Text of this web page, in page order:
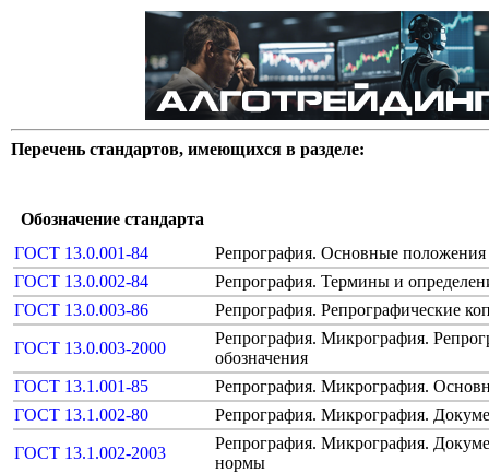
Перечень стандартов, имеющихся в разделе:
Обозначение стандарта
ГОСТ 13.0.001-84
Репрография. Основные положения
ГОСТ 13.0.002-84
Репрография. Термины и
ГОСТ 13.0.003-86
Репрография. Репрографические
ГОСТ 13.0.003-2000
Репрография. Микрография.
обозначения
ГОСТ 13.1.001-85
Репрография. Микрография.
ГОСТ 13.1.002-80
Репрография. Микрография.
ГОСТ 13.1.002-2003
Репрография. Микрография.
нормы